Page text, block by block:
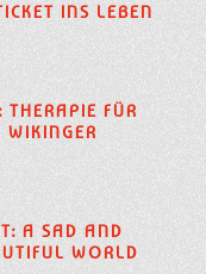
INS LEBEN
THERAPIE FÜR
WIKINGER
A SAD AND
WORLD